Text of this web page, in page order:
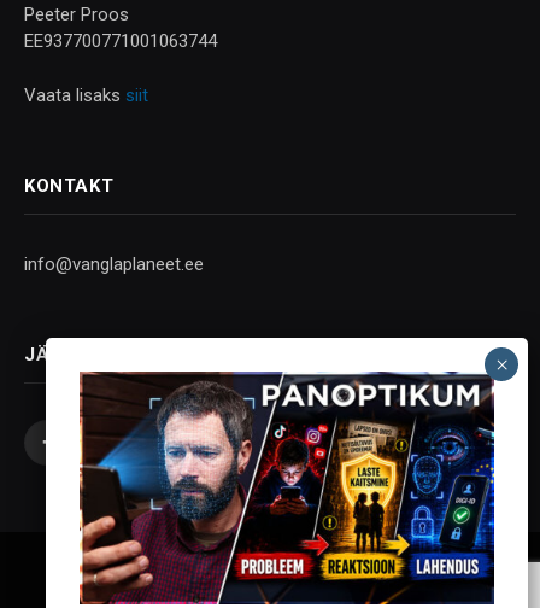
Peeter Proos
EE937700771001063744
Vaata lisaks siit
KONTAKT
info@vanglaplaneet.ee
JÄLGI SOTSIAALMEEDIAS
Facebook
X
(Twitter)
InstagramYouTubeTelegram
Vanglaplaneet - Vastupanu Vaim